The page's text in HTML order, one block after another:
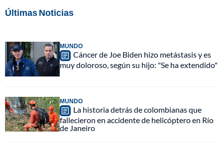
Últimas Noticias
MUNDO
Cáncer de Joe Biden hizo metástasis y es
muy doloroso, según su hijo: "Se ha extendido"
MUNDO
La historia detrás de colombianas que
fallecieron en accidente de helicóptero en Río
de Janeiro